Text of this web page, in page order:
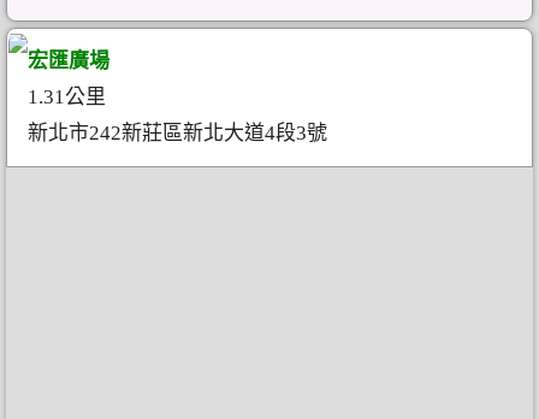
宏匯廣場
1.31公里
新北市242新莊區新北大道4段3號